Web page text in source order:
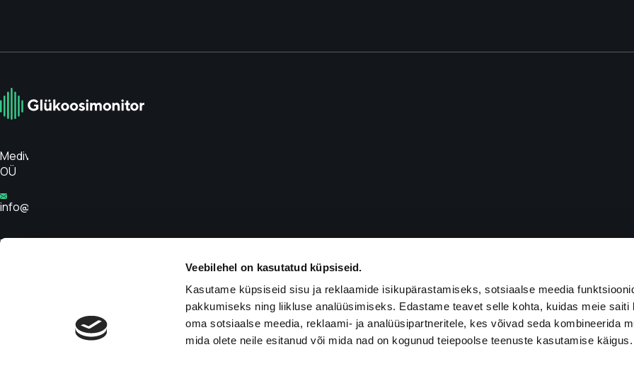
Veebilehel on kasutatud küpsiseid.
Kasutame küpsiseid sisu ja reklaamide isikupärastamiseks, sotsiaalse meedia
pakkumiseks ning liikluse analüüsimiseks. Edastame teavet selle kohta, kuidas meie saiti
oma sotsiaalse meedia, reklaami- ja analüüsipartneritele, kes võivad seda kombineerida
mida olete neile esitanud või mida nad on kogunud teiepoolse teenuste kasutamise käigus.
Medivar
OÜ
info@glükoosimonitor.ee
Privaatsuspoliitika